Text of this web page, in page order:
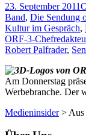
23. September 2011
Band, Die Sendung
Kultur im Gespräch,
ORF-3-
Robert Palfrader,
Am Donnerstag
Werbebranche. Der
Medieninsider> Aus